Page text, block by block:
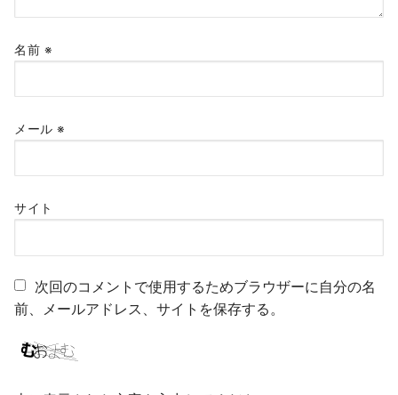
名前 ※
メール ※
サイト
次回のコメントで使用するためブラウザーに自分の名
前、メールアドレス、サイトを保存する。